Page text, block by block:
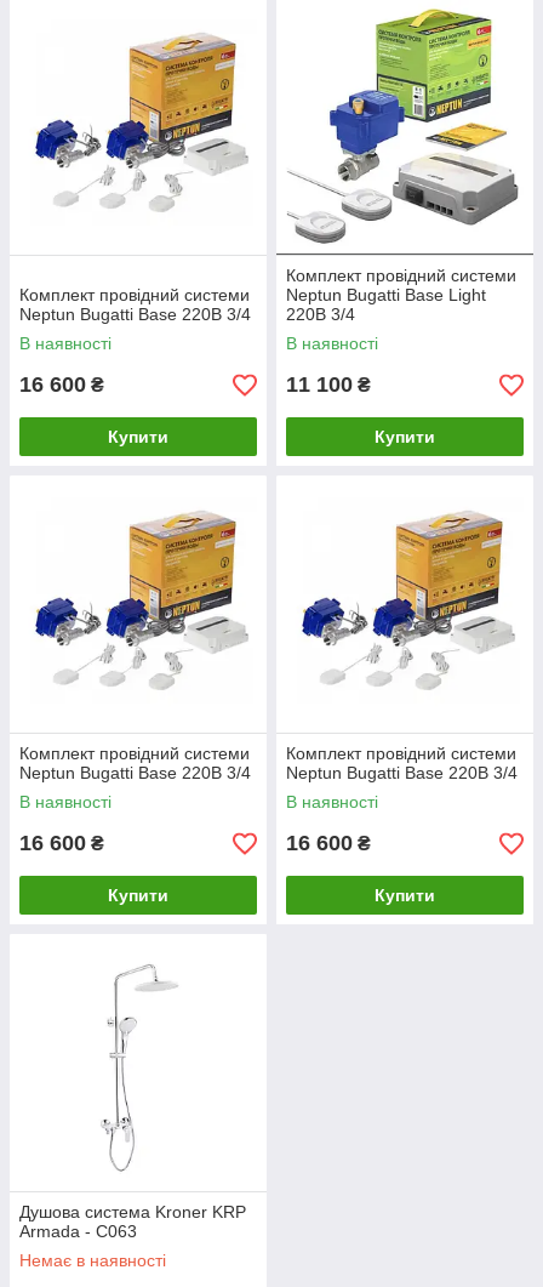
Комплект провідний системи
Neptun Bugatti Base 220B 3/4
В наявності
16 600 ₴
Купити
Комплект провідний системи
Neptun Bugatti Base Light
220В 3/4
В наявності
11 100 ₴
Купити
Комплект провідний системи
Neptun Bugatti Base 220B 3/4
В наявності
16 600 ₴
Купити
Комплект провідний системи
Neptun Bugatti Base 220B 3/4
В наявності
16 600 ₴
Купити
Душова система Kroner KRP
Armada - C063
Немає в наявності